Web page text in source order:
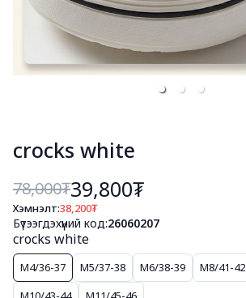
crocks white
78,000₮39,800₮
Хэмнэлт:38,200₮
Бүтээгдэхүүний код:26060207
crocks white
M4/36-37 M5/37-38 M6/38-39 M8/41-42